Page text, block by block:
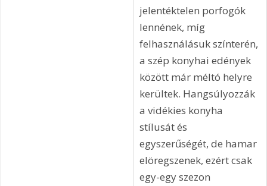
jelentéktelen porfogók
lennének, míg
felhasználásuk színterén,
a szép konyhai edények
között már méltó helyre
kerültek. Hangsúlyozzák
a vidékies konyha
stílusát és
egyszerűségét, de hamar
elöregszenek, ezért csak
egy-egy szezon